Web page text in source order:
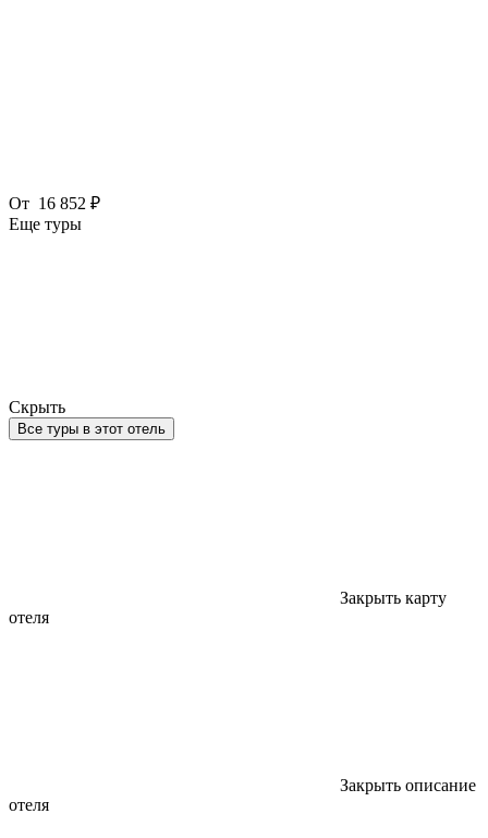
От 16 852 ₽
Еще туры
Скрыть
Все туры в этот отель
Закрыть карту
отеля
Закрыть описание
отеля